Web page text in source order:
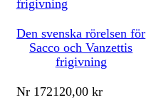
Den svenska rörelsen för
Sacco och Vanzettis
frigivning
Nr 172120,00 kr